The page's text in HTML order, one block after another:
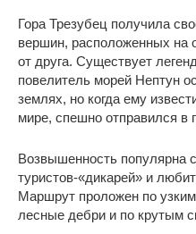
Гора Трезубец получила
вершин, расположенных на
от друга. Существует
повелитель морей Нептун
землях, но когда ему
мире, спешно отправился в
Возвышенность популярна
туристов-«дикарей» и
Маршрут проложен по
лесные дебри и по крутым